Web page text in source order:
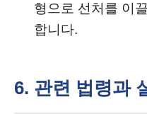
형으로 선처를 이
합니다.
6. 관련 법령과